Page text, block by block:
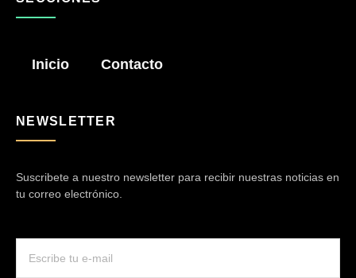
Inicio Contacto
NEWSLETTER
Suscribete a nuestro newsletter para recibir nuestras noticias en
tu correo electrónico.